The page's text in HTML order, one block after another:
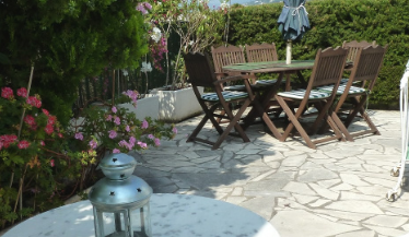
Voir le